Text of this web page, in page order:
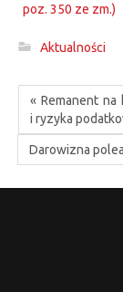
poz. 350 ze zm.)
Aktualności
« Remanent na
i ryzyka
Darowizna